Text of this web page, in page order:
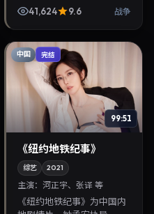
银、舒淇主演，2026年11月
41,624 9.6 战争
中国 完结
99:51
《纽约地铁纪事》
综艺 2021
主演：河正宇、张译 等
《纽约地铁纪事》为中国内